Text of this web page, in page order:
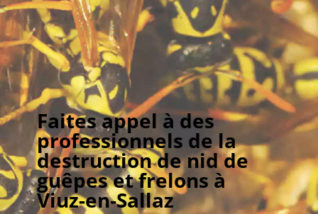
Faites appel à des
professionnels de la
destruction de nid de
guêpes et frelons à
Viuz-en-Sallaz